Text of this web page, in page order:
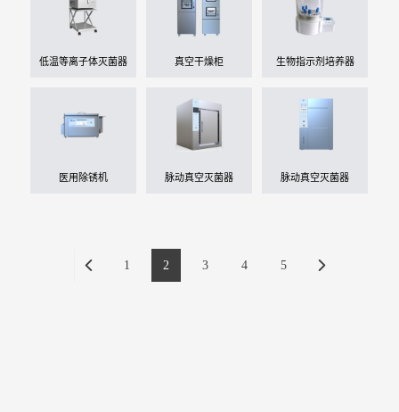
低温等离子体灭菌器 真空干燥柜 生物指示剂培养器
医用除锈机 脉动真空灭菌器 脉动真空灭菌器
1 2 3 4 5